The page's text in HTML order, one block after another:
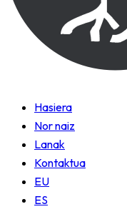
Hasiera
Nor naiz
Lanak
Kontaktua
EU
ES